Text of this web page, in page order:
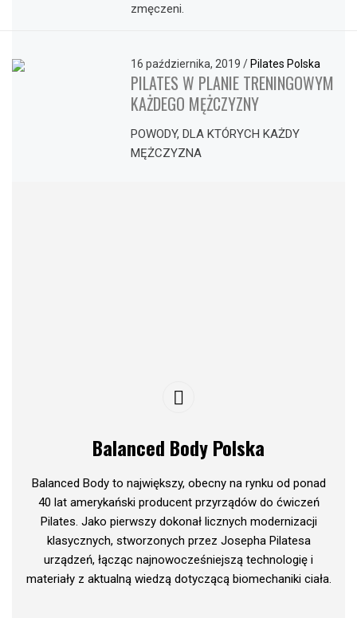
zmęczeni.
16 października, 2019/ Pilates Polska
PILATES W PLANIE TRENINGOWYM
KAŻDEGO MĘŻCZYZNY
POWODY, DLA KTÓRYCH KAŻDY
MĘŻCZYZNA
Balanced Body Polska
Balanced Body to największy, obecny na rynku od ponad
40 lat amerykański producent przyrządów do ćwiczeń
Pilates. Jako pierwszy dokonał licznych modernizacji
klasycznych, stworzonych przez Josepha Pilatesa
urządzeń, łącząc najnowocześniejszą technologię i
materiały z aktualną wiedzą dotyczącą biomechaniki ciała.